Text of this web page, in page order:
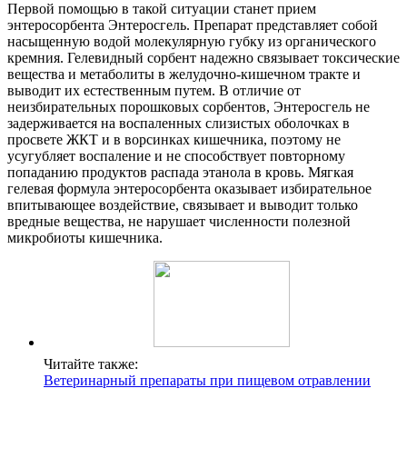
Первой помощью в такой ситуации станет прием
энтеросорбента Энтеросгель. Препарат представляет собой
насыщенную водой молекулярную губку из органического
кремния. Гелевидный сорбент надежно связывает токсические
вещества и метаболиты в желудочно-кишечном тракте и
выводит их естественным путем. В отличие от
неизбирательных порошковых сорбентов, Энтеросгель не
задерживается на воспаленных слизистых оболочках в
просвете ЖКТ и в ворсинках кишечника, поэтому не
усугубляет воспаление и не способствует повторному
попаданию продуктов распада этанола в кровь. Мягкая
гелевая формула энтеросорбента оказывает избирательное
впитывающее воздействие, связывает и выводит только
вредные вещества, не нарушает численности полезной
микробиоты кишечника.
Читайте также:
Ветеринарный препараты при пищевом отравлении